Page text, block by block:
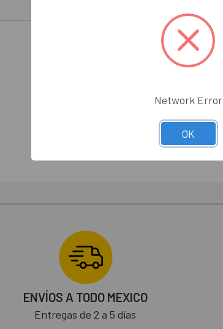
ENVÍOS A TODO MEXICO
Entregas de 2 a 5 días
Network Error
OK